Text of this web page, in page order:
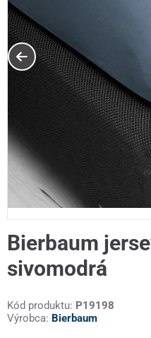
Bierbaum
sivomodrá
Kód produktu: P19198
Výrobca: Bierbaum